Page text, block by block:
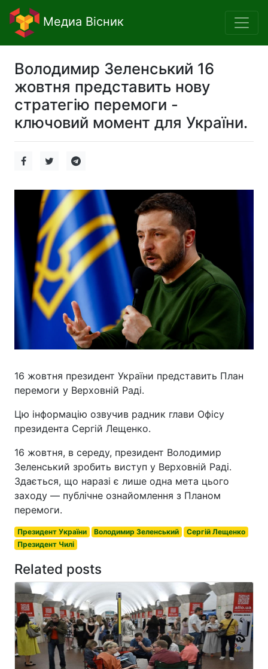
Медиа Вісник
Володимир Зеленський 16
жовтня представить нову
стратегію перемоги -
ключовий момент для України.
16 жовтня президент України представить План
перемоги у Верховній Раді.
Цю інформацію озвучив радник глави Офісу
президента Сергій Лещенко.
16 жовтня, в середу, президент Володимир
Зеленський зробить виступ у Верховній Раді.
Здається, що наразі є лише одна мета цього
заходу — публічне ознайомлення з Планом
перемоги.
Президент України Володимир Зеленський
Сергій Лещенко
Президент Чилі
Related posts